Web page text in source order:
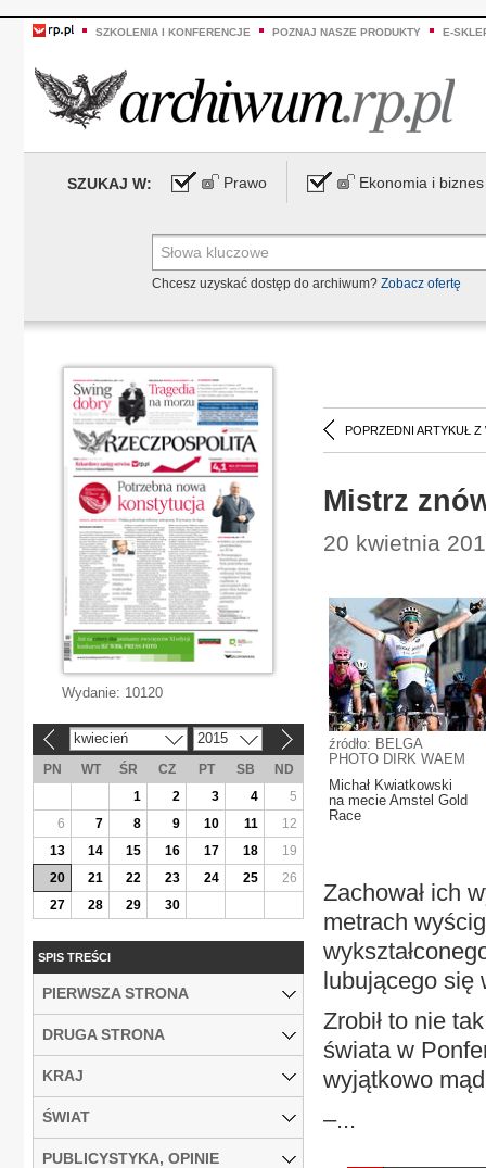
SZKOLENIA I KONFERENCJE POZNAJ NASZE PRODUKTY E-
SZUKAJ W: Prawo Ekonomia i biznes
Chcesz uzyskać dostęp do archiwum? Zobacz ofertę
POPRZEDNI ARTYKUŁ Z
Mistrz
20 kwietnia
źródło: BELGA
PHOTO DIRK WAEM
Michał Kwiatkowski
na mecie Amstel Gold
Race
Zachował ich
metrach
lubującego się
Zrobił to nie
świata w
wyjątkowo
–...
Wydanie: 10120
kwiecień 2015
PN WT ŚR CZ PT SB
ND
1
2 3 4
5
6
7 8 9 10 11
12
13
14 15 16 17 18
19
20
21 22 23 24 25
26
27
28 29 30
SPIS TREŚCI
PIERWSZA STRONA
DRUGA STRONA
KRAJ
ŚWIAT
PUBLICYSTYKA, OPINIE